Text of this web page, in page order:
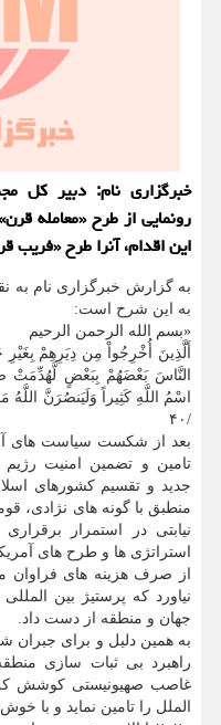
خبرگزاری نام: دبیر كل
رونمایی از طرح «معامله
این اقدام، آنرا طرح «فریب
به گزارش خبرگزاری نام به
به این شرح است:
«بسم الله الرحمن الرحیم
أَلَّذِینَ أُخْرِجُواْ مِن دِیَرِهِمْ بِغَیْرِ
النَّاسَ بَعْضَهُمْ بِبَعْضٍ لَّهُدِّمَتْ
اسْمُ اللَّهِ كَثِیراً وَلَیَنصُرَنَّ
/۴۰
تامین و تضمین امنیت رژیم
جدید و تقسیم كشورهای
منطبق با گونه های نژادی،
نیابتی در استمرار
استراتژی ها و طرح های
از صرف هزینه های فراوان
نیاورد كه پرستیژ بین
جهان و منطقه از دست داد.
به همین دلیل و برای
راهبرد بی ثبات سازی
غاصب صهیونیستی كوشش كرد
الملل را تامین نماید و با